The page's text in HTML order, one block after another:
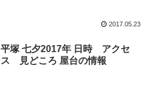
2017.05.23
平塚 七夕2017年 日時 アクセ
ス 見どころ 屋台の情報